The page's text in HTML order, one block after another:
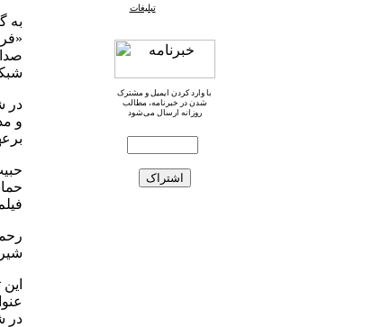
به
در
و
در
تبلیغات
با وارد کردن ایمیل و مشترک
شدن در خبرنامه، مطالب
روزانه ارسال می‌شود